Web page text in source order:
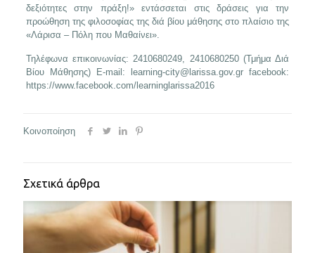
δεξιότητες στην πράξη!» εντάσσεται στις δράσεις για την
προώθηση της φιλοσοφίας της διά βίου μάθησης στο πλαίσιο της
«Λάρισα – Πόλη που Μαθαίνει».
Τηλέφωνα επικοινωνίας: 2410680249, 2410680250 (Τμήμα Διά
Βίου Μάθησης) E-mail:
learning-city@larissa.gov.gr facebook:
https://www.facebook.com/learninglarissa2016
Κοινοποίηση
Σχετικά άρθρα